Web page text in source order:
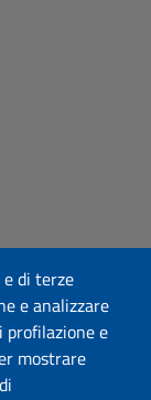
di terze
e analizzare
profilazione e
mostrare